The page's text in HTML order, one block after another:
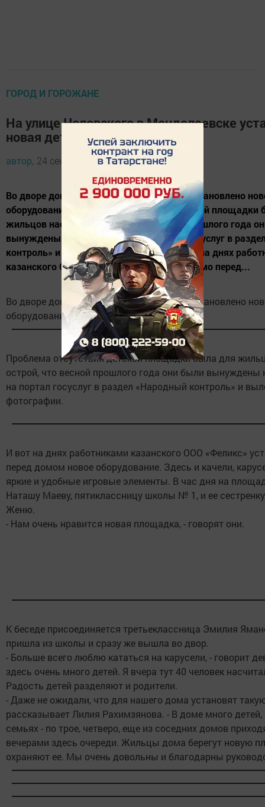
ГОРОД И ГОРОЖАНЕ
На улице Чоловского в Менделеевске
новая детская площадка
автор, 24 сентября 2014 - 04:36
Во дворе дома №3 по улице Чоловского установлено
оборудование. Проблема отсутствия детской площадки
жильцов настолько острой, что весной прошлого года
вынуждены написать заявку на портал госуслуг в
контроль» и выложить фотографии. И вот на днях
казанского ООО «Феликс» установлено прямо перед...
Во дворе дома №3 по улице Чоловского установлено
оборудование.
Проблема отсутствия детской площадки была для
острой, что весной прошлого года они были вынуждены
на портал госуслуг в раздел «Народный контроль» и
фотографии.
И вот на днях работниками казанского ООО «Феликс»
перед домом новое оборудование. Здесь и качели,
яркие и удобные игровые элементы. В час дня на
Наташу Маеву, пятиклассницу школы № 1, и ее
Женю.
- Нам очень нравится новая площадка, - говорят они.
К беседе присоединяется третьеклассница Эмилия
пришла из школы и сразу же вышла во двор.
- Больше всего люблю кататься на карусели, - говорит
здесь очень много детей. Я вчера тут 40 человек
Радость детей разделяют и родители.
- Даже не ожидали, что для нашего дома установят
рассказывает Лилия Рахимзянова. - В доме много
семьях - по трое, четверо, еще из соседних домов
вечерами здесь очереди. Жильцы дома берегут новую
охраняют ее. Мы очень довольны и благодарны